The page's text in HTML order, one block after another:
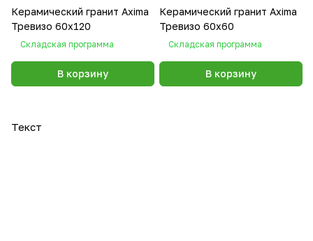
Керамический гранит Axima
Тревизо 60х120
Складская программа
В корзину
Керамический гранит Axima
Тревизо 60х60
Складская программа
В корзину
Текст